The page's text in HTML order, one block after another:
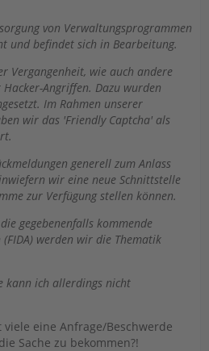
von Verwaltungsprogrammen
und befindet sich in Bearbeitung.
Vergangenheit, wie auch andere
Angriffen. Dazu wurden
Im Rahmen unserer
wir das 'Friendly Captcha' als
generell zum Anlass
wir eine neue Schnittstelle
zur Verfügung stellen können.
gegebenenfalls kommende
werden wir die Thematik
kann ich allerdings nicht
eine Anfrage/Beschwerde
Sache zu bekommen?!